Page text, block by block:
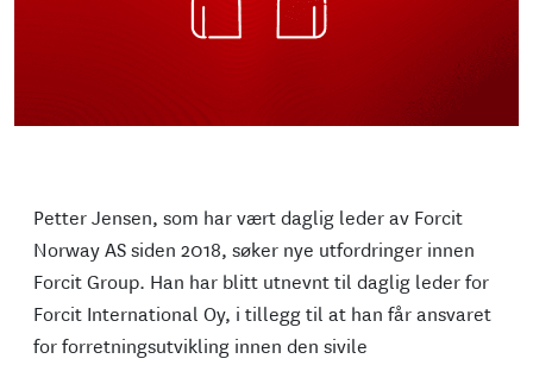
Petter Jensen, som har vært daglig leder av Forcit
Norway AS siden 2018, søker nye utfordringer innen
Forcit Group. Han har blitt utnevnt til daglig leder for
Forcit International Oy, i tillegg til at han får ansvaret
for forretningsutvikling innen den sivile